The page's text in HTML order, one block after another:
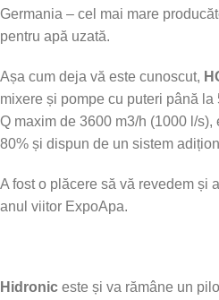
Germania – cel mai mare
pentru apă uzată.
Așa cum deja vă este cunoscut,
mixere și pompe cu puteri până
Q maxim de 3600 m3/h (1000 l/
80% și dispun de un sistem
A fost o plăcere să vă revedem și
anul viitor ExpoApa.
Hidronic este și va rămâne un